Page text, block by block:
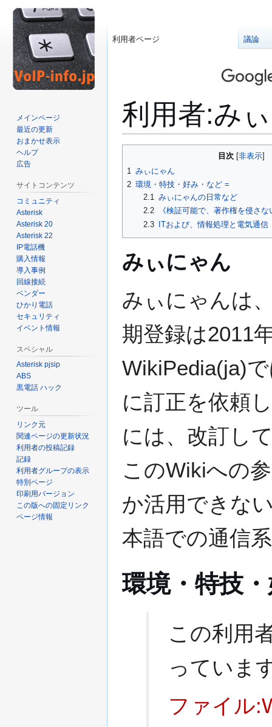
利用者:み
移
動
目次
1 みぃにゃん
2 環境・特技・好み・など =
2.1
みぃにゃんの日常など
2.2
《検証可能で、著作権を侵さ
2.3 ITおよび、情報処理と電気通信
みぃにゃん
みぃにゃんは
期登録は2011
WikiPedia(ja)
に訂正を依頼
には、改訂し
このWikiへの
か活用できな
本語での通信
環境・特技
この利用
っていま
ファイル
利用者ページ 議論
メインページ
最近の更新
おまかせ表示
ヘルプ
広告
サイトコンテンツ
コミュニティ
Asterisk
Asterisk 20
Asterisk 22
IP電話機
購入情報
導入事例
回線接続
ベンダー
ひかり電話
セキュリティ
イベント情報
スペシャル
Asterisk pjsip
ABS
黒電話 ハック
ツール
リンク元
関連ページの更新状況
利用者の投稿記録
記録
利用者グループの表示
特別ページ
印刷用バージョン
この版への固定リンク
ページ情報